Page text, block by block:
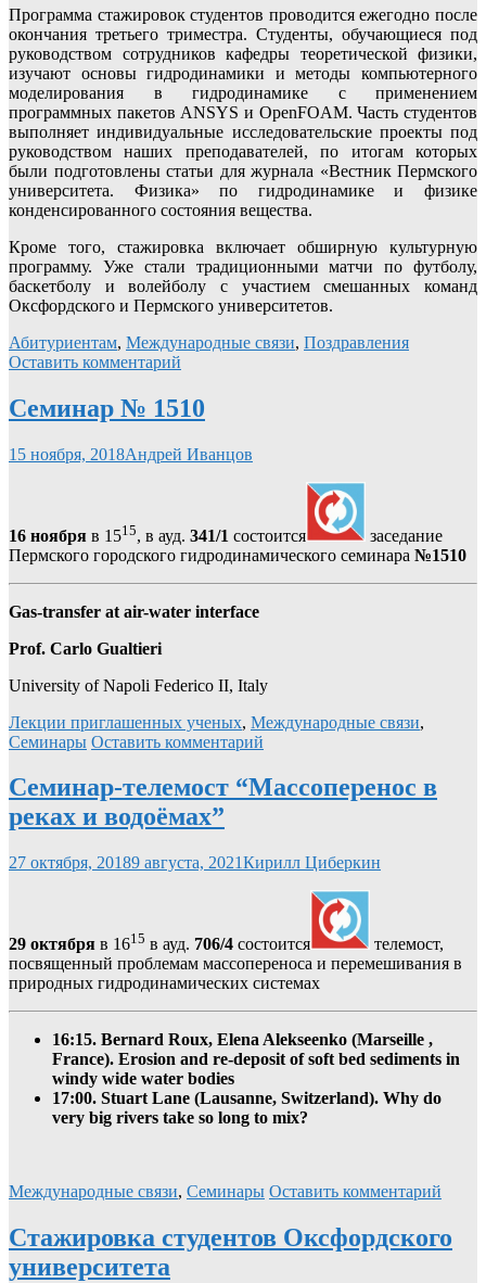
Программа стажировок студентов проводится ежегодно после
окончания третьего триместра. Студенты, обучающиеся под
руководством сотрудников кафедры теоретической физики,
изучают основы гидродинамики и методы компьютерного
моделирования в гидродинамике с применением
программных пакетов ANSYS и OpenFOAM. Часть студентов
выполняет индивидуальные исследовательские проекты под
руководством наших преподавателей, по итогам которых
были подготовлены статьи для журнала «Вестник Пермского
университета. Физика» по гидродинамике и физике
конденсированного состояния вещества.
Кроме того, стажировка включает обширную культурную
программу. Уже стали традиционными матчи по футболу,
баскетболу и волейболу с участием смешанных команд
Оксфордского и Пермского университетов.
Абитуриентам, Международные связи, Поздравления
Оставить комментарий
Семинар № 1510
15 ноября, 2018Андрей Иванцов
16 ноября в 1515, в ауд. 341/1 состоится
заседание
Пермского городского гидродинамического семинара №1510
Gas-transfer at air-water interface
Prof. Carlo Gualtieri
University of Napoli Federico II, Italy
Лекции приглашенных ученых, Международные связи,
Семинары Оставить комментарий
Семинар-телемост “Массоперенос в
реках и водоёмах”
27 октября, 20189 августа, 2021Кирилл Циберкин
29 октября в 1615 в ауд. 706/4 состоится
телемост,
посвященный проблемам массопереноса и перемешивания в
природных гидродинамических системах
16:15. Bernard Roux, Elena Alekseenko (Marseille ,
France). Erosion and re-deposit of soft bed sediments in
windy wide water bodies
17:00. Stuart Lane (Lausanne, Switzerland). Why do
very big rivers take so long to mix?
Международные связи, Семинары Оставить комментарий
Стажировка студентов Оксфордского
университета